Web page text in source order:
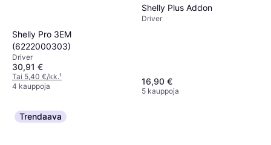
Shelly Pro 3EM
(6222000303)
Driver
30,91 €
Tai 5,40 €/kk.¹
4 kauppoja
Shelly Plus Addon
Driver
16,90 €
5 kauppoja
Trendaava